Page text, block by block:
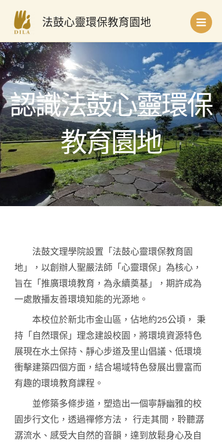
要
內
容
法鼓心靈環保教育園地
Main
認識法鼓心靈環保
教育園地
法鼓文理學院設置「法鼓心靈環保教育園
地」，以創辦人聖嚴法師「心靈環保」為核心，
旨在「推廣環境教育，為永續奠基」，期許成為
一處散播友善環境知能的光源地。
本校位於新北市金山區，佔地約25公頃， 秉
持「自然環保」理念建設校園，將環境資源特色
展現在水土保持、靜心步道及里山倡議、低環境
衝擊建築四個方面，結合場域特色發展出豐富而
有趣的環境教育課程。
並修築多條步道，塑造出一個寧靜幽雅的校
園步行文化，透過禪修方法， 行走其間，聆聽潺
潺流水、感受大自然的音韻，達到放鬆身心及自